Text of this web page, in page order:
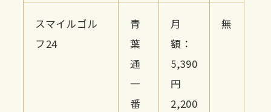
スマイルゴル
フ24
青
葉
通
一
番
月
額：
5,390
円
2,200
無